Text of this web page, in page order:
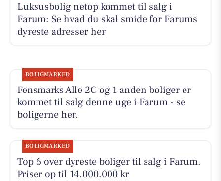
Luksusbolig netop kommet til salg i
Farum: Se hvad du skal smide for Farums
dyreste adresser her
BOLIGMARKED
Fensmarks Alle 2C og 1 anden boliger er
kommet til salg denne uge i Farum - se
boligerne her.
BOLIGMARKED
Top 6 over dyreste boliger til salg i Farum.
Priser op til 14.000.000 kr